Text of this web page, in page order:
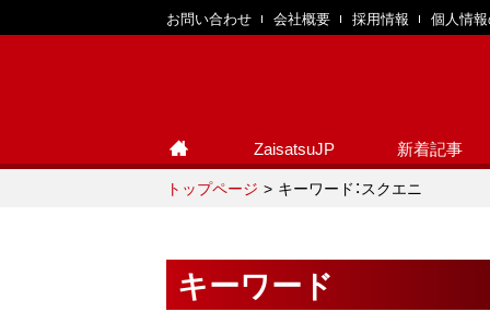
お問い合わせ 会社概要 採用情報 個人情
ZaisatsuJP 新着記事
トップページ キーワード：スクエニ
キーワード